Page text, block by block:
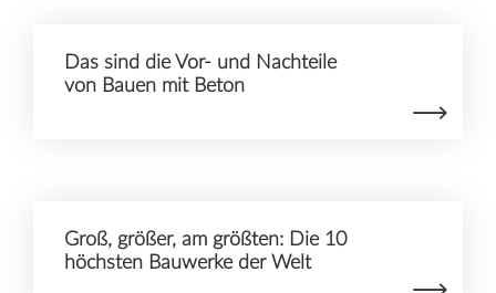
Das sind die Vor- und Nachteile
von Bauen mit Beton
Groß, größer, am größten: Die 10
höchsten Bauwerke der Welt